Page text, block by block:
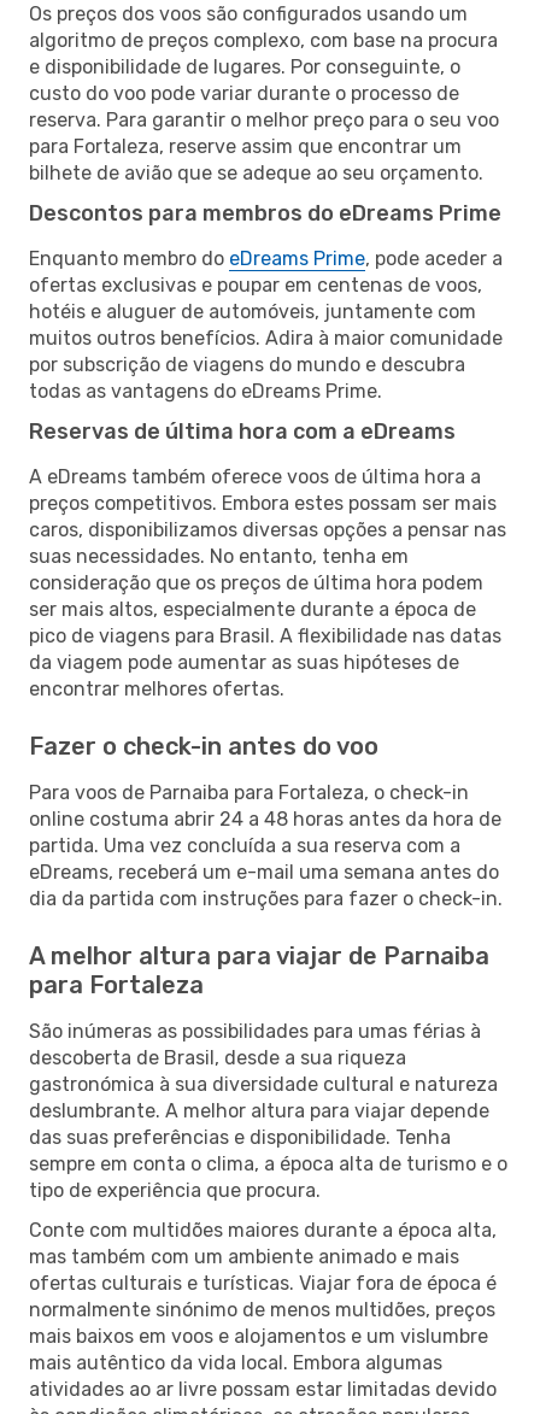
Os preços dos voos são configurados usando um
algoritmo de preços complexo, com base na procura
e disponibilidade de lugares. Por conseguinte, o
custo do voo pode variar durante o processo de
reserva. Para garantir o melhor preço para o seu voo
para Fortaleza, reserve assim que encontrar um
bilhete de avião que se adeque ao seu orçamento.
Descontos para membros do eDreams Prime
Enquanto membro do eDreams Prime, pode aceder a
ofertas exclusivas e poupar em centenas de voos,
hotéis e aluguer de automóveis, juntamente com
muitos outros benefícios. Adira à maior comunidade
por subscrição de viagens do mundo e descubra
todas as vantagens do eDreams Prime.
Reservas de última hora com a eDreams
A eDreams também oferece voos de última hora a
preços competitivos. Embora estes possam ser mais
caros, disponibilizamos diversas opções a pensar nas
suas necessidades. No entanto, tenha em
consideração que os preços de última hora podem
ser mais altos, especialmente durante a época de
pico de viagens para Brasil. A flexibilidade nas datas
da viagem pode aumentar as suas hipóteses de
encontrar melhores ofertas.
Fazer o check-in antes do voo
Para voos de Parnaiba para Fortaleza, o check-in
online costuma abrir 24 a 48 horas antes da hora de
partida. Uma vez concluída a sua reserva com a
eDreams, receberá um e-mail uma semana antes do
dia da partida com instruções para fazer o check-in.
A melhor altura para viajar de Parnaiba
para Fortaleza
São inúmeras as possibilidades para umas férias à
descoberta de Brasil, desde a sua riqueza
gastronómica à sua diversidade cultural e natureza
deslumbrante. A melhor altura para viajar depende
das suas preferências e disponibilidade. Tenha
sempre em conta o clima, a época alta de turismo e o
tipo de experiência que procura.
Conte com multidões maiores durante a época alta,
mas também com um ambiente animado e mais
ofertas culturais e turísticas. Viajar fora de época é
normalmente sinónimo de menos multidões, preços
mais baixos em voos e alojamentos e um vislumbre
mais autêntico da vida local. Embora algumas
atividades ao ar livre possam estar limitadas devido